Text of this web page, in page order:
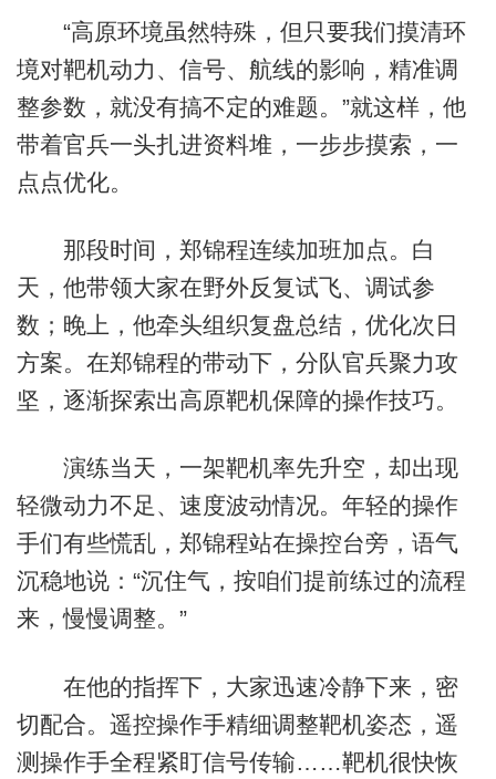
“高原环境虽然特殊，但只要我们摸清环
境对靶机动力、信号、航线的影响，精准调
整参数，就没有搞不定的难题。”就这样，他
带着官兵一头扎进资料堆，一步步摸索，一
点点优化。
那段时间，郑锦程连续加班加点。白
天，他带领大家在野外反复试飞、调试参
数；晚上，他牵头组织复盘总结，优化次日
方案。在郑锦程的带动下，分队官兵聚力攻
坚，逐渐探索出高原靶机保障的操作技巧。
演练当天，一架靶机率先升空，却出现
轻微动力不足、速度波动情况。年轻的操作
手们有些慌乱，郑锦程站在操控台旁，语气
沉稳地说：“沉住气，按咱们提前练过的流程
来，慢慢调整。”
在他的指挥下，大家迅速冷静下来，密
切配合。遥控操作手精细调整靶机姿态，遥
测操作手全程紧盯信号传输……靶机很快恢